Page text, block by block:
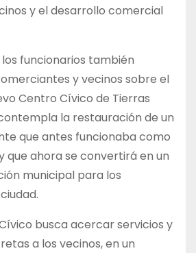
y el desarrollo comercial
funcionarios también
y vecinos sobre el
Centro Cívico de Tierras
la restauración de un
que antes funcionaba como
que ahora se convertirá en un
municipal para los
busca acercar servicios y
a los vecinos, en un